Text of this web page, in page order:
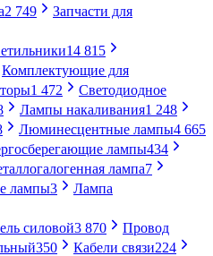
2 749
Запчасти для
14 815
Комплектующие для
1 472
Светодиодное
Лампы накаливания1 248
Люминесцентные лампы4 665
лампы434
лампа7
лампы3
Лампа
силовой3 870
Провод
350 Кабели связи224